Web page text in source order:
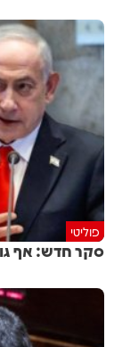
פוליטי
סקר חדש: אף